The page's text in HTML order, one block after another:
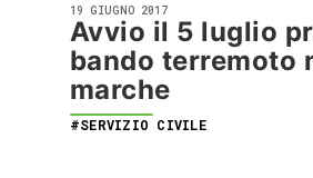
19 GIUGNO 2017
Avvio il 5 luglio
bando terremoto
marche
#SERVIZIO CIVILE